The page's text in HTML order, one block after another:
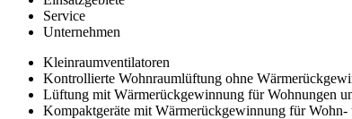
Service
Unternehmen
Kleinraumventilatoren
Kontrollierte Wohnraumlüftung ohne
Lüftung mit Wärmerückgewinnung für Wohnungen
Kompaktgeräte mit Wärmerückgewinnung für Wohn-